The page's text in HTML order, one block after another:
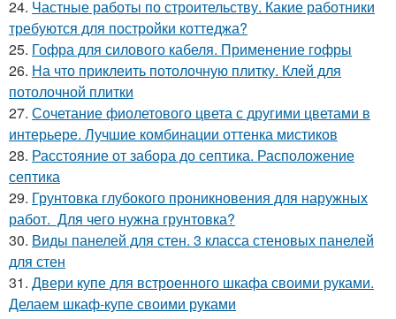
24. Частные работы по строительству. Какие работники
требуются для постройки коттеджа?
25. Гофра для силового кабеля. Применение гофры
26. На что приклеить потолочную плитку. Клей для
потолочной плитки
27. Сочетание фиолетового цвета с другими цветами в
интерьере. Лучшие комбинации оттенка мистиков
28. Расстояние от забора до септика. Расположение
септика
29. Грунтовка глубокого проникновения для наружных
работ. Для чего нужна грунтовка?
30. Виды панелей для стен. 3 класса стеновых панелей
для стен
31. Двери купе для встроенного шкафа своими руками.
Делаем шкаф-купе своими руками